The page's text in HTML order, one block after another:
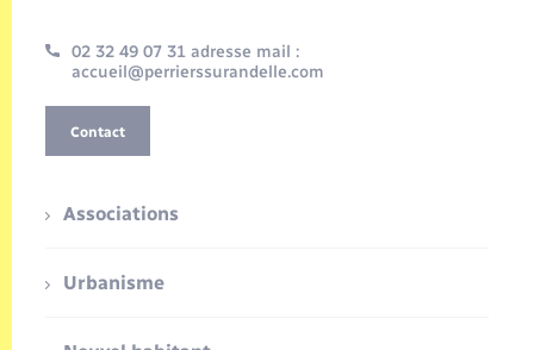
02 32 49 07 31 adresse mail :
accueil@perrierssurandelle.com
Contact
Associations
Urbanisme